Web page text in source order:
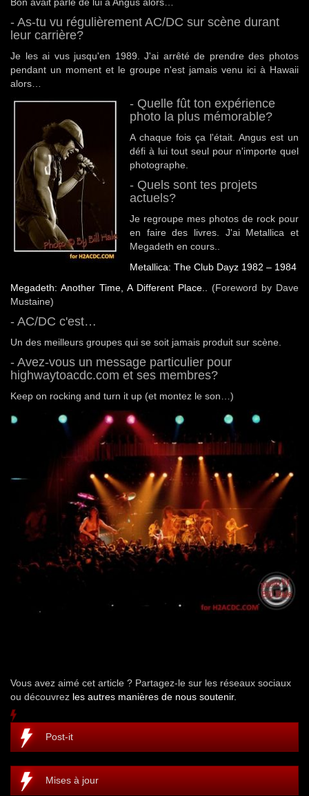
- As-tu vu régulièrement AC/DC sur scène durant
leur carrière?
Je les ai vus jusqu'en 1989. J'ai arrêté de prendre des photos
pendant un moment et le groupe n'est jamais venu ici à Hawaii
alors…
- Quelle fût ton expérience
photo la plus mémorable?
A chaque fois ça l'était. Angus est un
défi à lui tout seul pour n'importe quel
photographe.
- Quels sont tes projets
actuels?
Je regroupe mes photos de rock pour
en faire des livres. J'ai Metallica et
Megadeth en cours..
Metallica: The Club Dayz 1982 – 1984
Megadeth: Another Time, A Different Place..
(Foreword by Dave
Mustaine)
- AC/DC c'est…
Un des meilleurs groupes qui se soit jamais produit sur scène.
- Avez-vous un message particulier pour
highwaytoacdc.com et ses membres?
Keep on rocking and turn it up (et montez le son…)
Vous avez aimé cet article ? Partagez-le sur les réseaux sociaux
ou découvrez les autres manières de nous soutenir.
Post-it
Mises à jour